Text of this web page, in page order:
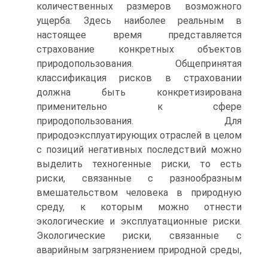
количественных размеров возможного
ущерба. Здесь наиболее реальным в
настоящее время представляется
страхование конкретных объектов
природопользования. Общепринятая
классификация рисков в страховании
должна быть конкретизирована
применительно к сфере
природопользования. Для
природоэксплуатирующих отраслей в целом
с позиций негативных последствий можно
выделить техногенные риски, то есть
риски, связанные с разнообразным
вмешательством человека в природную
среду, к которым можно отнести
экологические и эксплуатационные риски.
Экологические риски, связанные с
аварийным загрязнением природной среды,